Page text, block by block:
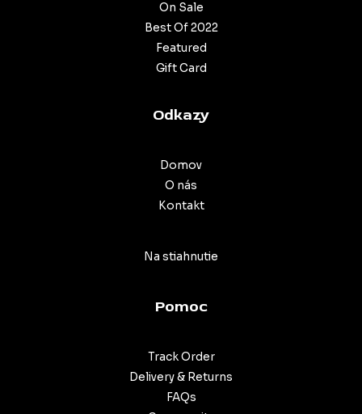
On Sale
Best Of 2022
Featured
Gift Card
Odkazy
Domov
O nás
Kontakt
Na stiahnutie
Pomoc
Track Order
Delivery & Returns
FAQs